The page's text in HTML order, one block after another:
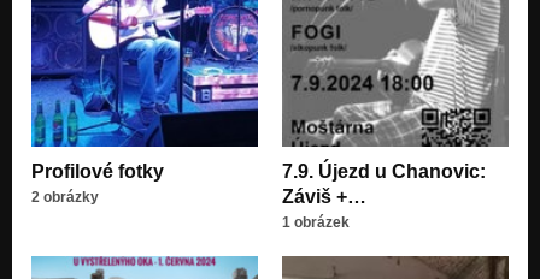
Úklid
Nezařazeno
Za tratí
Nezařazeno
Obchoďáky
Profilové fotky
2 obrázky
7.9. Újezd u Chanovic:
Záviš +…
1 obrázek